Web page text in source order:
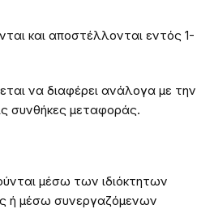
και αποστέλλονται εντός 1-
να διαφέρει ανάλογα με την
συνθήκες μεταφοράς.
μέσω των ιδιόκτητων
ή μέσω συνεργαζόμενων